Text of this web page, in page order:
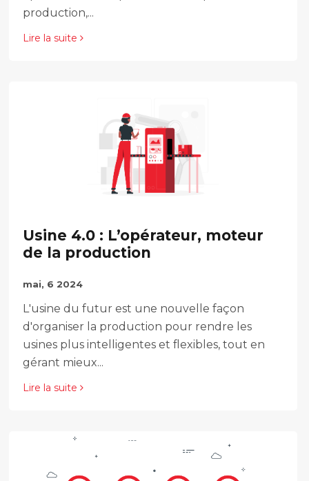
production,...
Lire la suite
Usine 4.0 : L’opérateur, moteur
de la production
mai, 6 2024
L'usine du futur est une nouvelle façon
d'organiser la production pour rendre les
usines plus intelligentes et flexibles, tout en
gérant mieux...
Lire la suite